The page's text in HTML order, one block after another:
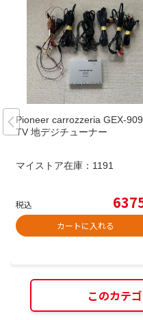
Pioneer carrozzeria GEX-
TV 地デジチューナー
マイストア在庫： 1191
税込
カートに入れる
このカテ